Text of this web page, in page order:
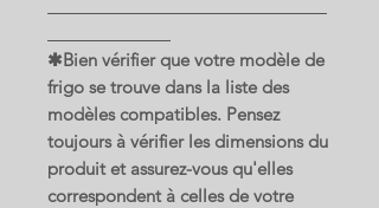
✱Bien vérifier que votre modèle de
frigo se trouve dans la liste des
modèles compatibles. Pensez
toujours à vérifier les dimensions du
produit et assurez-vous qu'elles
correspondent à celles de votre